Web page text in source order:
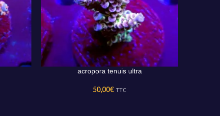
AJOUTER AU PANIERacropora tenuis ultra
50,00€ TTC